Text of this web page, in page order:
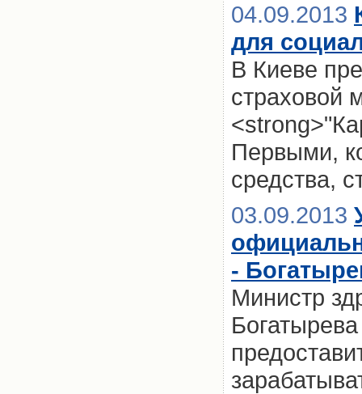
04.09.2013
для
В Киеве
страховой
Первыми,
средства,
03.09.2013
-
Министр